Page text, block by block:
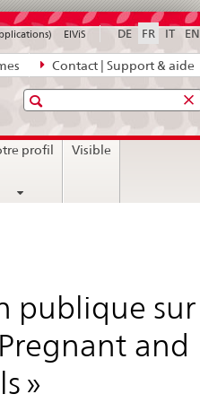
Contact | Support & aide
DE FR IT EN
ElViS
Recherche
profil Visible
publique sur
and
»